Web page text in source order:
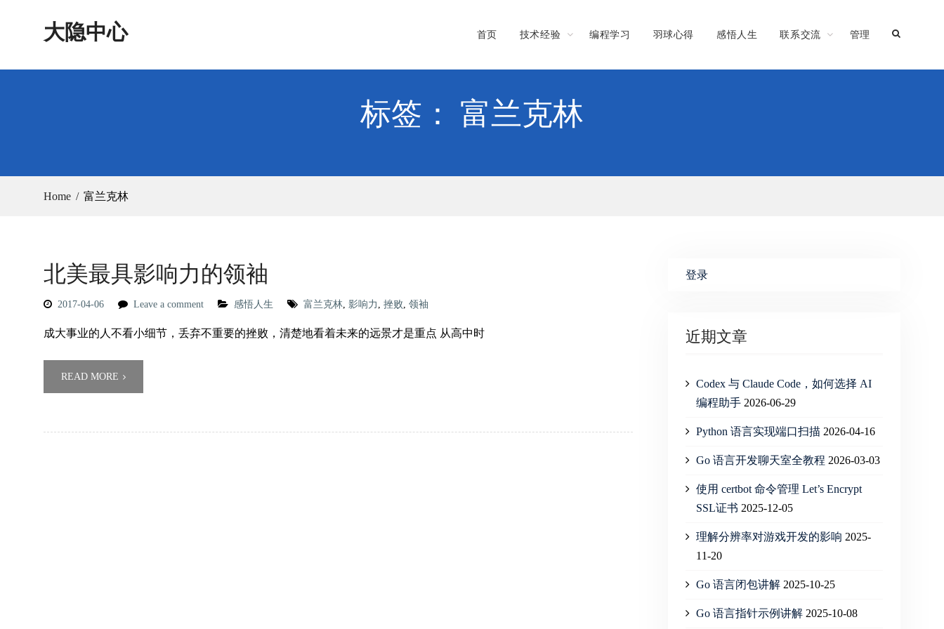
大隐中心 首页 技术经验 编程学习 羽球心得 感悟人生 联系交流 管理
标签： 富兰克林
Home 富兰克林
北美最具影响力的领袖
2017-04-06 Leave a comment 感悟人生 富兰克林, 影响力 , 挫败, 领袖
成大事业的人不看小细节，丢弃不重要的挫败，清楚地看着未来的远景才是重点 从高中时
READ MORE
登录
近期文章
Codex 与 Claude Code，如何选择 AI
编程助手 2026-06-29
Python 语言实现端口扫描 2026-04-16
Go 语言开发聊天室全教程 2026-03-03
使用 certbot 命令管理 Let’s Encrypt
SSL证书 2025-12-05
理解分辨率对游戏开发的影响 2025-
11-20
Go 语言闭包讲解 2025-10-25
Go 语言指针示例讲解 2025-10-08